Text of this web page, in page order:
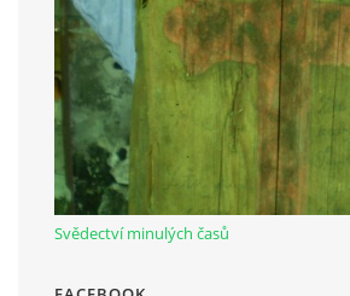
Kontaktní osoba:
Mgr. Miroslava Cinkeisová
723 967 851
Mirkaci@email.cz
© 2026 eStránky.cz
Svědectví minulých časů